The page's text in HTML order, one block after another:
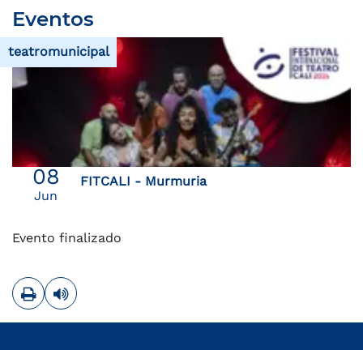
Eventos
teatromunicipal
08
Jun
FITCALI - Murmuria
Evento finalizado
ImprimirLeer contenido